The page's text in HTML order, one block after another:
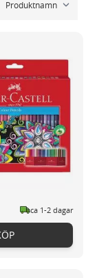
ca 1-2 dagar